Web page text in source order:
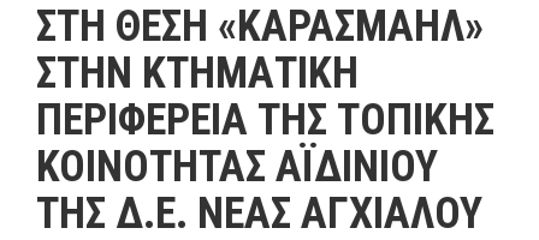
ΣΤΗ ΘΕΣΗ «ΚΑΡΑΣΜΑΗΛ»
ΣΤΗΝ ΚΤΗΜΑΤΙΚΗ
ΠΕΡΙΦΕΡΕΙΑ ΤΗΣ ΤΟΠΙΚΗΣ
ΚΟΙΝΟΤΗΤΑΣ ΑΪΔΙΝΙΟΥ
ΤΗΣ Δ.Ε. ΝΕΑΣ ΑΓΧΙΑΛΟΥ